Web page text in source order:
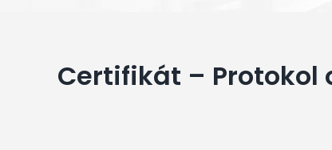
Certifikát – Protokol